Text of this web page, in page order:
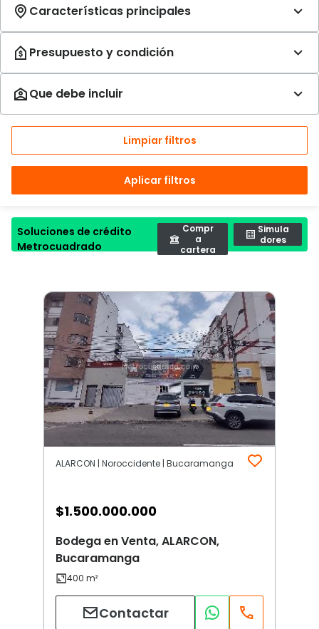
Limpiar filtros
Aplicar filtros
Soluciones de crédito
Metrocuadrado
Compr
a
cartera
Simula
dores
ALARCON | Noroccidente | Bucaramanga
$1.500.000.000
Bodega en Venta, ALARCON,
Bucaramanga
Contactar